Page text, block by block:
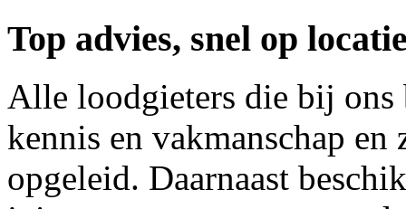
Top advies, snel op
Alle loodgieters die bij
kennis en vakmanschap
opgeleid. Daarnaast